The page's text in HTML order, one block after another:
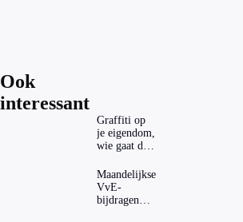
Ook
interessant
Graffiti op
je eigendom,
wie gaat dat
Maandelijkse
VvE-
bijdragen